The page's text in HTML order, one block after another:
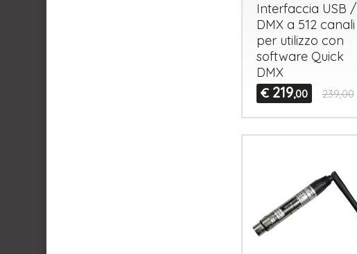
Interfaccia USB /
DMXa 512 canali
per utilizzo con
software Quick
DMX
€ 219,00 239,00